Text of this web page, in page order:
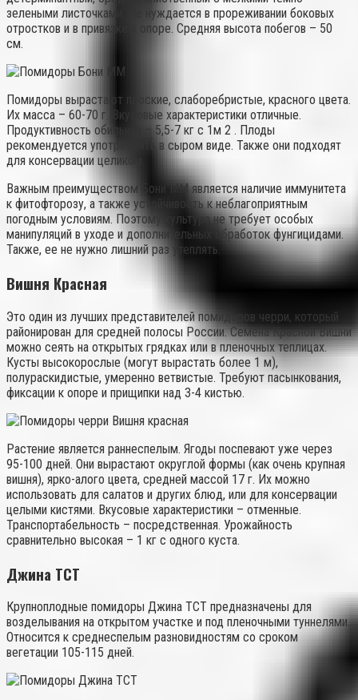
зелеными листочками. Не нуждается в прореживании боковых
отростков и в привязке к опоре. Средняя высота побегов – 50
см.
Помидоры вырастают плоские, слаборебристые, красного цвета.
Их масса – 60-70 г. Вкусовые характеристики отличные.
Продуктивность обильная – 5,5-7 кг с 1м 2 . Плоды
рекомендуется употреблять в сыром виде. Также они подходят
для консервации целиком.
Важным преимуществом Бони ММ является наличие иммунитета
к фитофторозу, а также устойчивость к неблагоприятным
погодным условиям. Поэтому культура не требует особых
манипуляций в уходе и дополнительных обработок фунгицидами.
Также, ее не нужно лишний раз утеплять.
Вишня Красная
Это один из лучших представителей помидоров черри, который
районирован для средней полосы России. Семена Красной Вишни
можно сеять на открытых грядках или в пленочных теплицах.
Кусты высокорослые (могут вырастать более 1 м),
полураскидистые, умеренно ветвистые. Требуют пасынкования,
фиксации к опоре и прищипки над 3-4 кистью.
Растение является раннеспелым. Ягоды поспевают уже через
95-100 дней. Они вырастают округлой формы (как очень крупная
вишня), ярко-алого цвета, средней массой 17 г. Их можно
использовать для салатов и других блюд, или для консервации
целыми кистями. Вкусовые характеристики – отменные.
Транспортабельность – посредственная. Урожайность
сравнительно высокая – 1 кг с одного куста.
Джина ТСТ
Крупноплодные помидоры Джина ТСТ предназначены для
возделывания на открытом участке и под пленочными туннелями.
Относится к среднеспелым разновидностям со сроком
вегетации 105-115 дней.